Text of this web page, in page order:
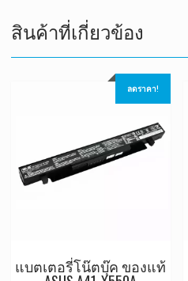
สินค้าที่เกี่ยวข้อง
ลดราคา!
แบตเตอรี่โน๊ตบุ๊ค ของแท้